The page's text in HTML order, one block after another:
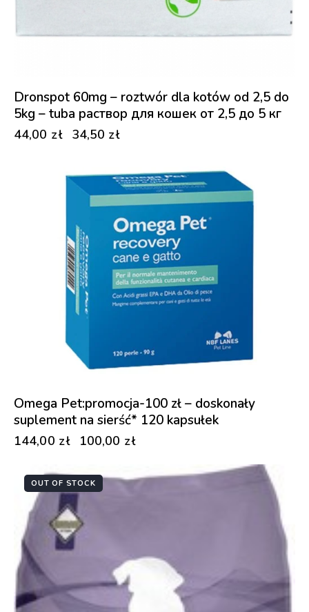
Dronspot 60mg – roztwór dla kotów od 2,5 do
5kg – tuba раствор для кошек от 2,5 до 5 кг
44,00 zł 34,50 zł
Omega Pet:promocja-100 zł – doskonały
suplement na sierść* 120 kapsułek
144,00 zł 100,00 zł
OUT OF STOCK